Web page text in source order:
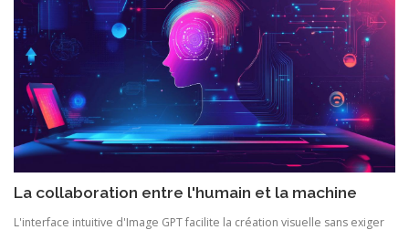
La collaboration entre l'humain et la machine
L'interface intuitive d'Image GPT facilite la création visuelle sans exiger